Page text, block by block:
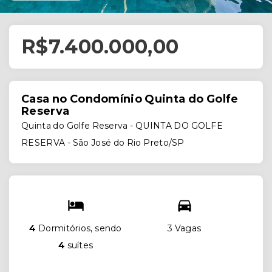
R$7.400.000,00
Casa no Condomínio Quinta do Golfe
Reserva
Quinta do Golfe Reserva - QUINTA DO GOLFE
RESERVA - São José do Rio Preto/SP
4 Dormitórios, sendo
4 suítes
3 Vagas